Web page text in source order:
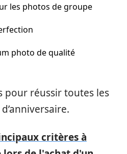
les photos de groupe
photo de qualité
pour réussir toutes les
critères à